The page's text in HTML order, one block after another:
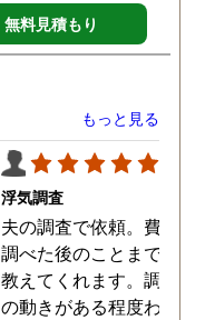
無料見積もり
もっと見る
浮気調査
夫の調査で依頼。費用や
調べた後のことまで詳し
教えてくれます。調査対
の動きがある程度わから